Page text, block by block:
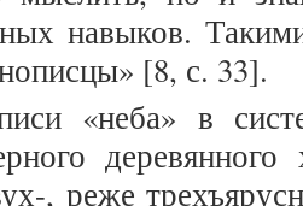
навыков.
[8, с. 33].
«неба» в
, реже